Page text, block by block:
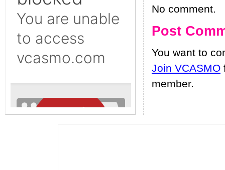
No comment.
Post
You want to
Join VCASMO
member.